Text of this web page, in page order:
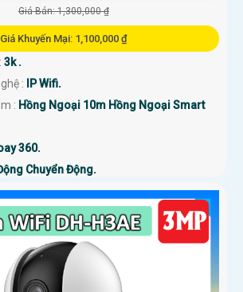
Giá Bán: 1,300,000 ₫
Giá Khuyến Mại: 1,100,000 ₫
3k .
: IP Wifi.
: Hồng Ngoại 10m Hồng Ngoại Smart
360.
Chuyển Động.